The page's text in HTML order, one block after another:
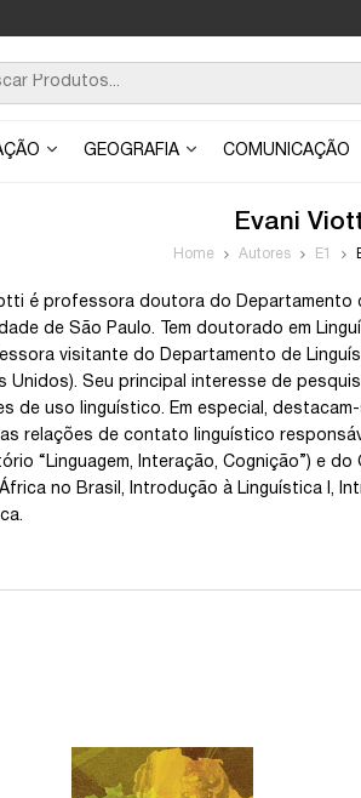
GEOGRAFIA COMUNICAÇÃO
Evani
Home Autores E1
é professora doutora do Departamento
de São Paulo. Tem doutorado em
visitante do Departamento de
Unidos). Seu principal interesse de
de uso linguístico. Em especial,
relações de contato linguístico
“Linguagem, Interação, Cognição”) e
no Brasil, Introdução à Linguística I,